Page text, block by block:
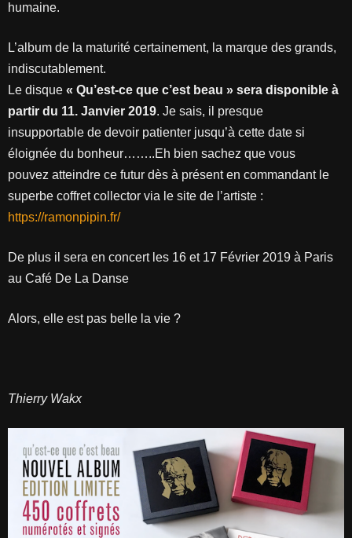
humaine.
L’album de la maturité certainement, la marque des grands,
indiscutablement.
Le disque « Qu’est-ce que c’est beau » sera disponible à
partir du 11. Janvier 2019. Je sais, il presque
insupportable de devoir patienter jusqu’à cette date si
éloignée du bonheur……..Eh bien sachez que vous
pouvez atteindre ce futur dès à présent en commandant le
superbe coffret collector via le site de l’artiste :
https://ramonpipin.fr/
De plus il sera en concert les 16 et 17 Février 2019 à Paris
au Café De La Danse
Alors, elle est pas belle la vie ?
Thierry Wakx